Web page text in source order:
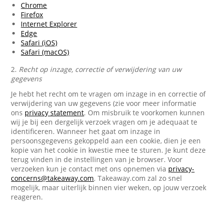
Chrome
Firefox
Internet Explorer
Edge
Safari (iOS)
Safari (macOS)
2. Recht op inzage, correctie of verwijdering van uw
gegevens
Je hebt het recht om te vragen om inzage in en correctie of
verwijdering van uw gegevens (zie voor meer informatie
ons privacy statement. Om misbruik te voorkomen kunnen
wij je bij een dergelijk verzoek vragen om je adequaat te
identificeren. Wanneer het gaat om inzage in
persoonsgegevens gekoppeld aan een cookie, dien je een
kopie van het cookie in kwestie mee te sturen. Je kunt deze
terug vinden in de instellingen van je browser. Voor
verzoeken kun je contact met ons opnemen via privacy-
concerns@takeaway.com. Takeaway.com zal zo snel
mogelijk, maar uiterlijk binnen vier weken, op jouw verzoek
reageren.